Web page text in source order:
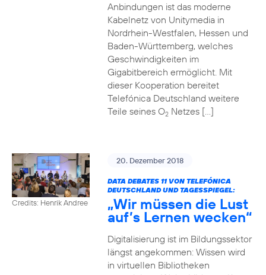
Anbindungen ist das moderne
Kabelnetz von Unitymedia in
Nordrhein-Westfalen, Hessen und
Baden-Württemberg, welches
Geschwindigkeiten im
Gigabitbereich ermöglicht. Mit
dieser Kooperation bereitet
Telefónica Deutschland weitere
Teile seines O2Netzes […]
Credits: Henrik Andree
20. Dezember 2018
DATA DEBATES 11 VON TELEFÓNICA
DEUTSCHLAND UND TAGESSPIEGEL:
„Wir müssen die Lust
auf’s Lernen wecken“
Digitalisierung ist im Bildungssektor
längst angekommen: Wissen wird
in virtuellen Bibliotheken